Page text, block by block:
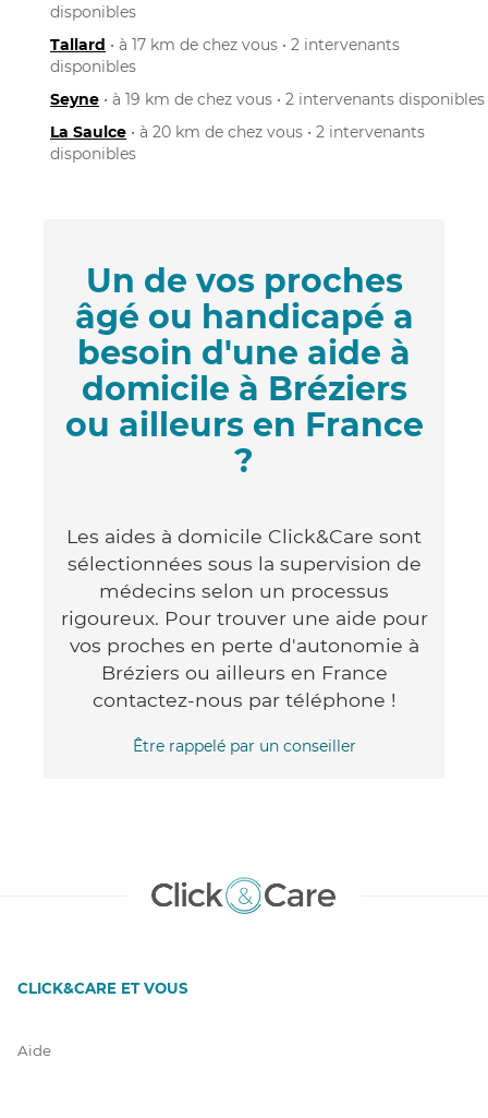
disponibles
Tallard • à 17 km de chez vous • 2 intervenants
disponibles
Seyne • à 19 km de chez vous • 2 intervenants disponibles
La Saulce • à 20 km de chez vous • 2 intervenants
disponibles
Un de vos proches
âgé ou handicapé a
besoin d'une aide à
domicile à Bréziers
ou ailleurs en France
?
Les aides à domicile Click&Care sont
sélectionnées sous la supervision de
médecins selon un processus
rigoureux. Pour trouver une aide pour
vos proches en perte d'autonomie à
Bréziers ou ailleurs en France
contactez-nous par téléphone !
Être rappelé par un conseiller
CLICK&CARE ET VOUS
Aide